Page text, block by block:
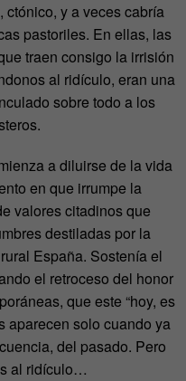
ctónico, y a veces cabría
pastoriles. En ellas, las
traen consigo la irrisión
al ridículo, eran una
sobre todo a los
a diluirse de la vida
en que irrumpe la
valores citadinos que
destiladas por la
España. Sostenía el
el retroceso del honor
que este “hoy, es
aparecen solo cuando ya
del pasado. Pero
al ridículo…